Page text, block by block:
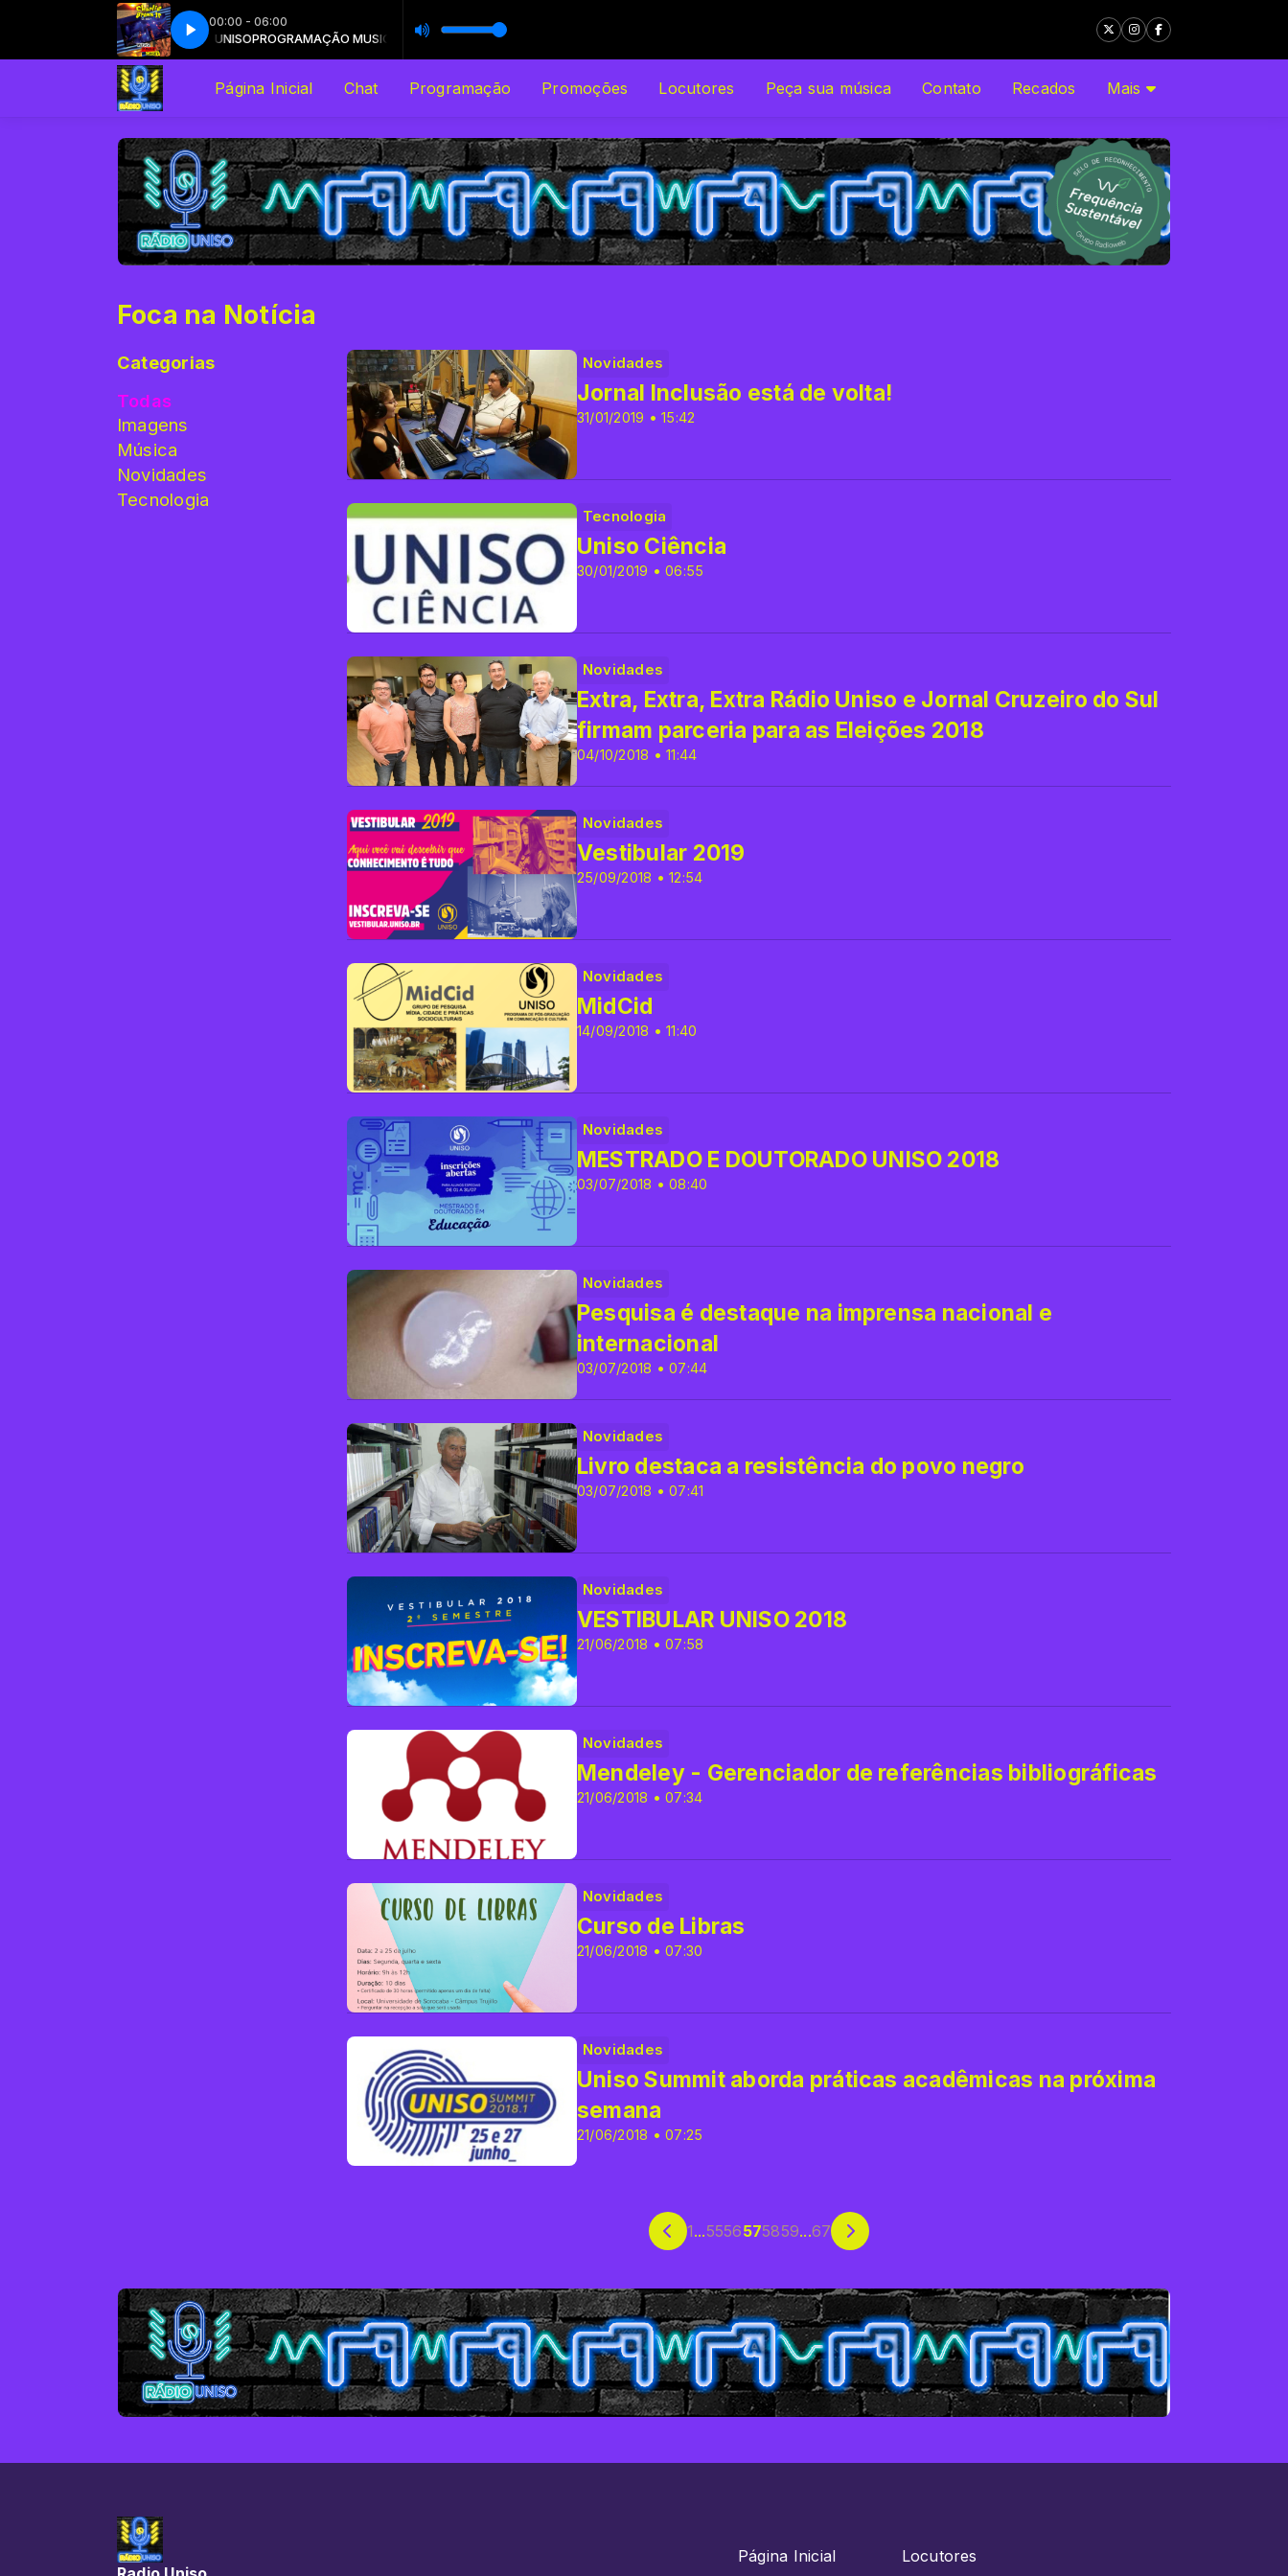
00:00 - 06:00
MUSICAL com RÁDIO UNISOPROGRAMAÇÃO MUSICAL com RÁDIO UNISO
Brown Jr. - Te Levar Daqui (Ao Vivo)Charlie Brown Jr. - Te Levar Daqui (Ao Vivo)
Página Inicial Chat Programação Promoções Locutores Peça sua música Contato Recados Mais
Foca na Notícia
Categorias
Todas
Imagens
Música
Novidades
Tecnologia
Novidades
31/01/2019 • 15:42
Jornal Inclusão está de volta!
Tecnologia
30/01/2019 • 06:55
Uniso Ciência
Novidades
04/10/2018 • 11:44
Extra, Extra, Extra Rádio Uniso e Jornal Cruzeiro do Sul
firmam parceria para as Eleições 2018
Novidades
25/09/2018 • 12:54
Vestibular 2019
Novidades
14/09/2018 • 11:40
MidCid
Novidades
03/07/2018 • 08:40
MESTRADO E DOUTORADO UNISO 2018
Novidades
03/07/2018 • 07:44
Pesquisa é destaque na imprensa nacional e
internacional
Novidades
03/07/2018 • 07:41
Livro destaca a resistência do povo negro
Novidades
21/06/2018 • 07:58
VESTIBULAR UNISO 2018
Novidades
21/06/2018 • 07:34
Mendeley - Gerenciador de referências bibliográficas
Novidades
21/06/2018 • 07:30
Curso de Libras
Novidades
21/06/2018 • 07:25
Uniso Summit aborda práticas acadêmicas na próxima
semana
1...5556575859...67
Página Inicial Locutores